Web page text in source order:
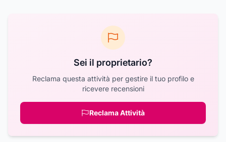
Sei il proprietario?
Reclama questa attività per gestire il tuo profilo e
ricevere recensioni
Reclama Attività